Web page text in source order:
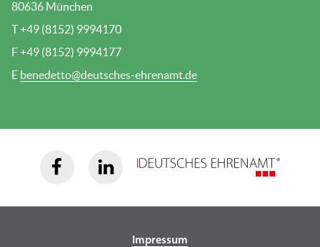
80636 München
T +49 (8152) 9994170
F +49 (8152) 9994177
E benedetto@deutsches-ehrenamt.de
Impressum